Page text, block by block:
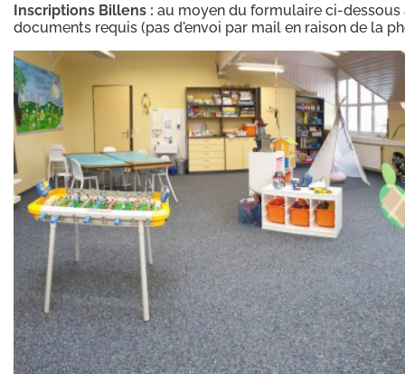
Inscriptions Billens : au moyen du formulaire ci-dessous
documents requis (pas d'envoi par mail en raison de la